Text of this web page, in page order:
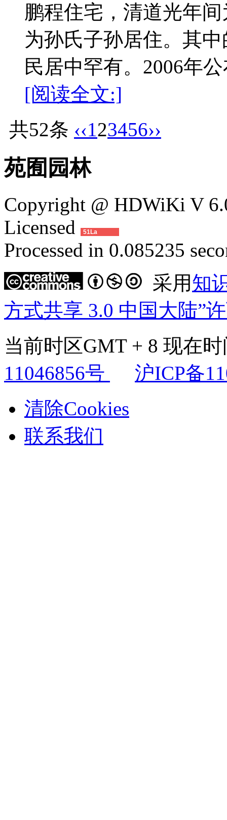
鹏程住宅，清道光年
为孙氏子孙居住。其
民居中罕有。2006年
[阅读全文:]
共52条 ‹‹123456››
苑囿园林
Copyright @ HDWiKi V
Licensed
51La
Processed in 0.085235
采用知
方式共享 3.0 中国大陆”
当前时区GMT + 8 现在
11046856号
沪ICP备
清除Cookies
联系我们